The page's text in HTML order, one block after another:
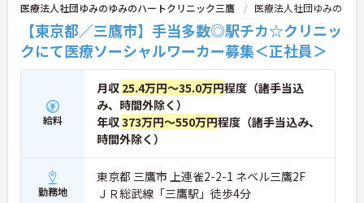
医療法人社団ゆみのゆみのハートクリニック三鷹 医療法人社団ゆみの
【東京都／三鷹市】手当多数◎駅チカ☆クリニッ
クにて医療ソーシャルワーカー募集＜正社員＞
給料
月収 25.4万円～35.0万円程度（諸手当込
み、時間外除く）
年収373万円～550万円程度（諸手当込み、
時間外除く）
勤務地
東京都 三鷹市 上連雀2-2-1 ネベル三鷹2F
ＪＲ総武線「三鷹駅」徒歩4分